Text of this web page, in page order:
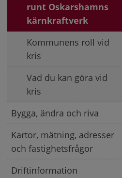
runt Oskarshamns
kärnkraftverk
Kommunens roll vid
kris
Vad du kan göra vid
kris
Bygga, ändra och riva
Kartor, mätning, adresser
och fastighetsfrågor
Driftinformation